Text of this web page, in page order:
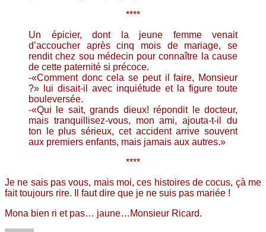
****
Un épicier, dont la jeune femme venait
d’accoucher après cinq mois de mariage, se
rendit chez sou médecin pour connaître la cause
de cette paternité si précoce.
-«Comment donc cela se peut il faire, Monsieur
?» lui disait-il avec inquiétude et la figure toute
bouleversée.
-«Qui le sait, grands dieux! répondit le docteur,
mais tranquillisez-vous, mon ami, ajouta-t-il du
ton le plus sérieux, cet accident arrive souvent
aux premiers enfants, mais jamais aux autres.»
****
Je ne sais pas vous, mais moi, ces histoires de cocus, çà me
fait toujours rire. Il faut dire que je ne suis pas mariée !
Mona bien ri et pas… jaune…Monsieur Ricard.